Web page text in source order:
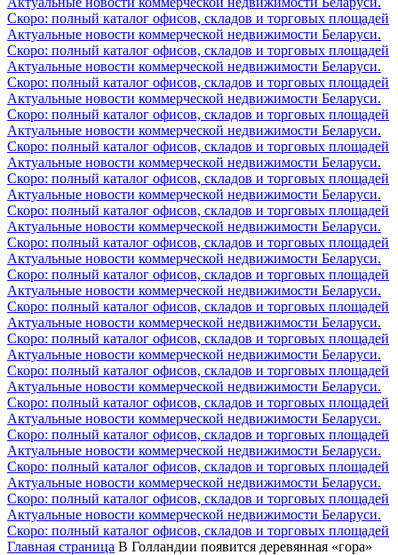
Скоро: полный каталог офисов, складов и торговых площадей
Актуальные новости коммерческой недвижимости Беларуси.
Скоро: полный каталог офисов, складов и торговых площадей
Актуальные новости коммерческой недвижимости Беларуси.
Скоро: полный каталог офисов, складов и торговых площадей
Актуальные новости коммерческой недвижимости Беларуси.
Скоро: полный каталог офисов, складов и торговых площадей
Актуальные новости коммерческой недвижимости Беларуси.
Скоро: полный каталог офисов, складов и торговых площадей
Актуальные новости коммерческой недвижимости Беларуси.
Скоро: полный каталог офисов, складов и торговых площадей
Актуальные новости коммерческой недвижимости Беларуси.
Скоро: полный каталог офисов, складов и торговых площадей
Актуальные новости коммерческой недвижимости Беларуси.
Скоро: полный каталог офисов, складов и торговых площадей
Актуальные новости коммерческой недвижимости Беларуси.
Скоро: полный каталог офисов, складов и торговых площадей
Актуальные новости коммерческой недвижимости Беларуси.
Скоро: полный каталог офисов, складов и торговых площадей
Актуальные новости коммерческой недвижимости Беларуси.
Скоро: полный каталог офисов, складов и торговых площадей
Актуальные новости коммерческой недвижимости Беларуси.
Скоро: полный каталог офисов, складов и торговых площадей
Актуальные новости коммерческой недвижимости Беларуси.
Скоро: полный каталог офисов, складов и торговых площадей
Актуальные новости коммерческой недвижимости Беларуси.
Скоро: полный каталог офисов, складов и торговых площадей
Актуальные новости коммерческой недвижимости Беларуси.
Скоро: полный каталог офисов, складов и торговых площадей
Актуальные новости коммерческой недвижимости Беларуси.
Скоро: полный каталог офисов, складов и торговых площадей
Актуальные новости коммерческой недвижимости Беларуси.
Скоро: полный каталог офисов, складов и торговых площадей
Главная страница В Голландии появится деревянная «гора»